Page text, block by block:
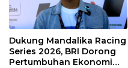
Dukung Mandalika Racing
Series 2026, BRI Dorong
Pertumbuhan Ekonomi